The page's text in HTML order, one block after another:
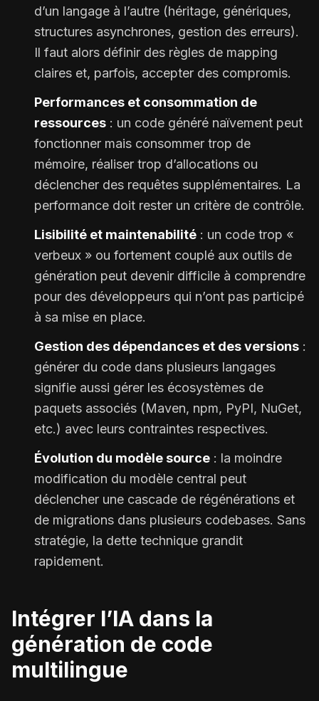
d’un langage à l’autre (héritage, génériques,
structures asynchrones, gestion des erreurs).
Il faut alors définir des règles de mapping
claires et, parfois, accepter des compromis.
Performances et consommation de
ressources : un code généré naïvement peut
fonctionner mais consommer trop de
mémoire, réaliser trop d’allocations ou
déclencher des requêtes supplémentaires. La
performance doit rester un critère de contrôle.
Lisibilité et maintenabilité : un code trop «
verbeux » ou fortement couplé aux outils de
génération peut devenir difficile à comprendre
pour des développeurs qui n’ont pas participé
à sa mise en place.
Gestion des dépendances et des versions :
générer du code dans plusieurs langages
signifie aussi gérer les écosystèmes de
paquets associés (Maven, npm, PyPI, NuGet,
etc.) avec leurs contraintes respectives.
Évolution du modèle source : la moindre
modification du modèle central peut
déclencher une cascade de régénérations et
de migrations dans plusieurs codebases. Sans
stratégie, la dette technique grandit
rapidement.
Intégrer l’IA dans la
génération de code
multilingue